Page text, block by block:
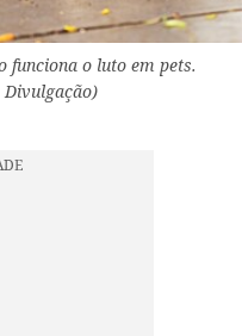
o luto em pets.